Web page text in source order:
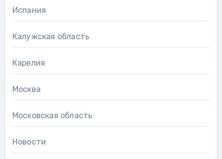
Испания
Калужская область
Карелия
Москва
Московская область
Новости